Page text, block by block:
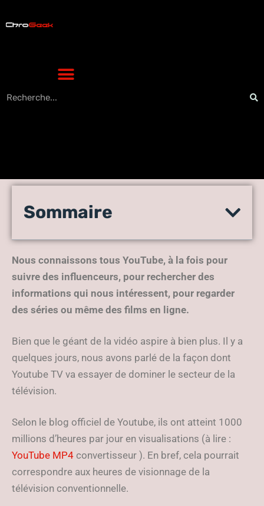
Le « mode sombre » secret
connaissent
Sommaire
Nous connaissons tous YouTube, à la fois pour
suivre des influenceurs, pour rechercher des
informations qui nous intéressent, pour regarder
des séries ou même des films en ligne.
Bien que le géant de la vidéo aspire à bien plus. Il y a
quelques jours, nous avons parlé de la façon dont
Youtube TV va essayer de dominer le secteur de la
télévision.
Selon le blog officiel de Youtube, ils ont atteint 1000
millions d’heures par jour en visualisations (à lire :
YouTube MP4 convertisseur ). En bref, cela pourrait
correspondre aux heures de visionnage de la
télévision conventionnelle.